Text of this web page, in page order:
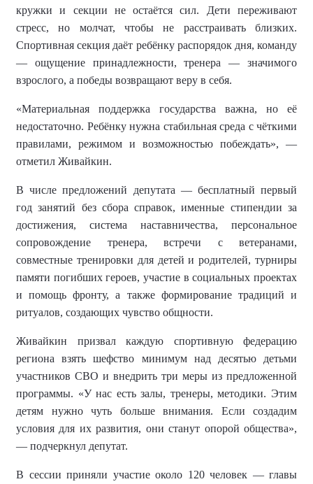
кружки и секции не остаётся сил. Дети переживают
стресс, но молчат, чтобы не расстраивать близких.
Спортивная секция даёт ребёнку распорядок дня, команду
— ощущение принадлежности, тренера — значимого
взрослого, а победы возвращают веру в себя.
«Материальная поддержка государства важна, но её
недостаточно. Ребёнку нужна стабильная среда с чёткими
правилами, режимом и возможностью побеждать», —
отметил Живайкин.
В числе предложений депутата — бесплатный первый
год занятий без сбора справок, именные стипендии за
достижения, система наставничества, персональное
сопровождение тренера, встречи с ветеранами,
совместные тренировки для детей и родителей, турниры
памяти погибших героев, участие в социальных проектах
и помощь фронту, а также формирование традиций и
ритуалов, создающих чувство общности.
Живайкин призвал каждую спортивную федерацию
региона взять шефство минимум над десятью детьми
участников СВО и внедрить три меры из предложенной
программы. «У нас есть залы, тренеры, методики. Этим
детям нужно чуть больше внимания. Если создадим
условия для их развития, они станут опорой общества»,
— подчеркнул депутат.
В сессии приняли участие около 120 человек — главы